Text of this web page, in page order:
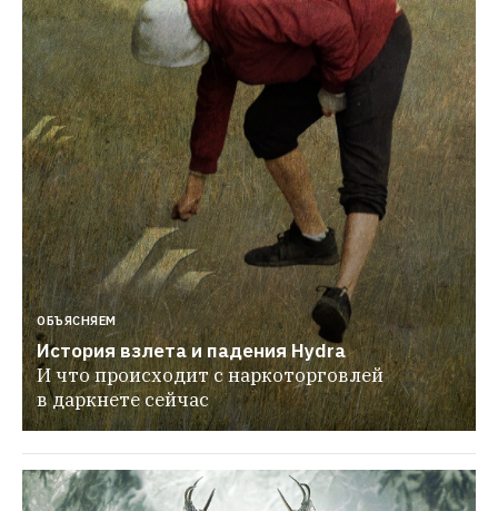
ОБЪЯСНЯЕМ
История взлета и падения Hydra
И что происходит с наркоторговлей
в даркнете сейчас